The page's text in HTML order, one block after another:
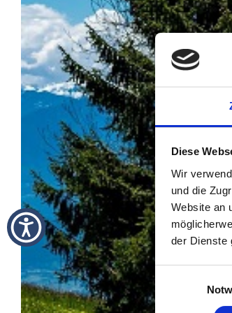
Diese
Wir
und die
Website an
der Dienste